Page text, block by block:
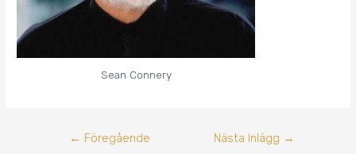
Sean Connery
← Föregående
Nästa Inlägg →